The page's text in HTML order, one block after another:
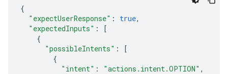
{
"expectUserResponse" : true,
"expectedInputs" :
[
{
"possibleIntents" :
[
{
"intent" : "actions.intent.OPTION" ,